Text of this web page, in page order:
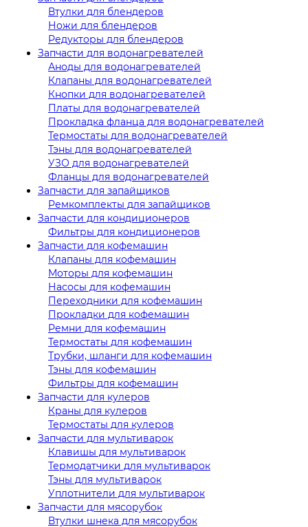
Втулки для блендеров
Ножи для блендеров
Редукторы для блендеров
Запчасти для водонагревателей
Аноды для водонагревателей
Клапаны для водонагревателей
Кнопки для водонагревателей
Платы для водонагревателей
Прокладка фланца для водонагревателей
Термостаты для водонагревателей
Тэны для водонагревателей
УЗО для водонагревателей
Фланцы для водонагревателей
Запчасти для запайщиков
Ремкомплекты для запайщиков
Запчасти для кондиционеров
Фильтры для кондиционеров
Запчасти для кофемашин
Клапаны для кофемашин
Моторы для кофемашин
Насосы для кофемашин
Переходники для кофемашин
Прокладки для кофемашин
Ремни для кофемашин
Термостаты для кофемашин
Трубки, шланги для кофемашин
Тэны для кофемашин
Фильтры для кофемашин
Запчасти для кулеров
Краны для кулеров
Термостаты для кулеров
Запчасти для мультиварок
Клавишы для мультиварок
Термодатчики для мультиварок
Тэны для мультиварок
Уплотнители для мультиварок
Запчасти для мясорубок
Втулки шнека для мясорубок